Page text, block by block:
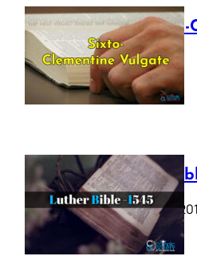
The Sixto-
Vulgate
July 12, 2025
Luther
October 17,